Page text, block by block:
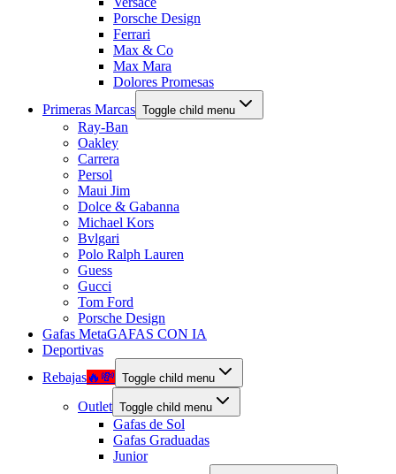
Porsche Design
Ferrari
Max & Co
Max Mara
Dolores Promesas
Primeras Marcas Toggle child menu
Ray-Ban
Oakley
Carrera
Persol
Maui Jim
Dolce & Gabanna
Michael Kors
Bvlgari
Polo Ralph Lauren
Guess
Gucci
Tom Ford
Porsche Design
Gafas MetaGAFAS CON IA
Deportivas
Rebajas🔥💸 Toggle child menu
Outlet Toggle child menu
Gafas de Sol
Gafas Graduadas
Junior